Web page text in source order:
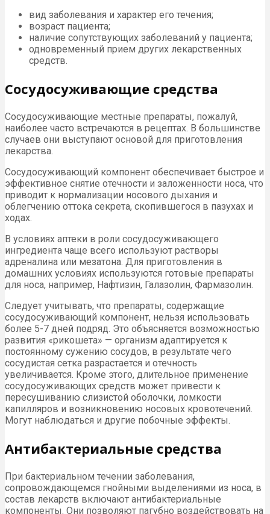
вид заболевания и характер его течения;
возраст пациента;
наличие сопутствующих заболеваний у пациента;
одновременный прием других лекарственных
средств.
Сосудосуживающие средства
Сосудосуживающие местные препараты, пожалуй,
наиболее часто встречаются в рецептах. В большинстве
случаев они выступают основой для приготовления
лекарства.
Сосудосуживающий компонент обеспечивает быстрое и
эффективное снятие отечности и заложенности носа, что
приводит к нормализации носового дыхания и
облегчению оттока секрета, скопившегося в пазухах и
ходах.
В условиях аптеки в роли сосудосуживающего
ингредиента чаще всего используют растворы
адреналина или мезатона. Для приготовления в
домашних условиях используются готовые препараты
для носа, например, Нафтизин, Галазолин, Фармазолин.
Следует учитывать, что препараты, содержащие
сосудосуживающий компонент, нельзя использовать
более 5-7 дней подряд. Это объясняется возможностью
развития «рикошета» — организм адаптируется к
постоянному сужению сосудов, в результате чего
сосудистая сетка разрастается и отечность
увеличивается. Кроме этого, длительное применение
сосудосуживающих средств может привести к
пересушиванию слизистой оболочки, ломкости
капилляров и возникновению носовых кровотечений.
Могут наблюдаться и другие побочные эффекты.
Антибактериальные средства
При бактериальном течении заболевания,
сопровождающемся гнойными выделениями из носа, в
состав лекарств включают антибактериальные
компоненты. Они позволяют пагубно воздействовать на